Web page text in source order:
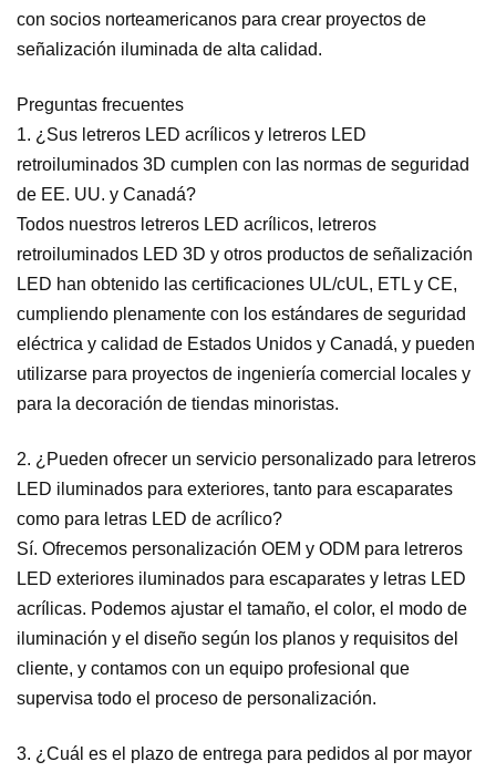
con socios norteamericanos para crear proyectos de
señalización iluminada de alta calidad.
Preguntas frecuentes
1. ¿Sus letreros LED acrílicos y letreros LED
retroiluminados 3D cumplen con las normas de seguridad
de EE. UU. y Canadá?
Todos nuestros letreros LED acrílicos, letreros
retroiluminados LED 3D y otros productos de señalización
LED han obtenido las certificaciones UL/cUL, ETL y CE,
cumpliendo plenamente con los estándares de seguridad
eléctrica y calidad de Estados Unidos y Canadá, y pueden
utilizarse para proyectos de ingeniería comercial locales y
para la decoración de tiendas minoristas.
2. ¿Pueden ofrecer un servicio personalizado para letreros
LED iluminados para exteriores, tanto para escaparates
como para letras LED de acrílico?
Sí. Ofrecemos personalización OEM y ODM para letreros
LED exteriores iluminados para escaparates y letras LED
acrílicas. Podemos ajustar el tamaño, el color, el modo de
iluminación y el diseño según los planos y requisitos del
cliente, y contamos con un equipo profesional que
supervisa todo el proceso de personalización.
3. ¿Cuál es el plazo de entrega para pedidos al por mayor